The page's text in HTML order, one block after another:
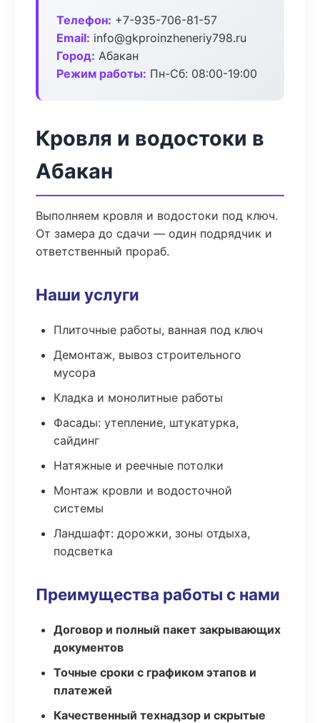
Телефон: +7-935-706-81-57
Email: info@gkproinzheneriy798.ru
Город: Абакан
Режим работы: Пн-Сб: 08:00-19:00
Кровля и водостоки в
Абакан
Выполняем кровля и водостоки под ключ.
От замера до сдачи — один подрядчик и
ответственный прораб.
Наши услуги
Плиточные работы, ванная под ключ
Демонтаж, вывоз строительного
мусора
Кладка и монолитные работы
Фасады: утепление, штукатурка,
сайдинг
Натяжные и реечные потолки
Монтаж кровли и водосточной
системы
Ландшафт: дорожки, зоны отдыха,
подсветка
Преимущества работы с нами
Договор и полный пакет закрывающих
документов
Точные сроки с графиком этапов и
платежей
Качественный технадзор и скрытые